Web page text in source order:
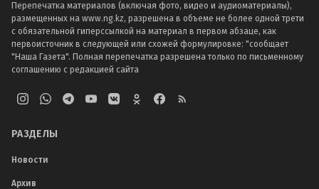
Перепечатка материалов (включая фото, видео и аудиоматериалы),
размещенных на www.ng.kz, разрешена в объеме не более одной трети
с обязательной гиперссылкой на материал в первом абзаце, как
первоисточник в следующей или схожей формулировке: "сообщает
"Наша Газета". Полная перепечатка разрешена только по письменному
соглашению с редакцией сайта
РАЗДЕЛЫ
Новости
Архив